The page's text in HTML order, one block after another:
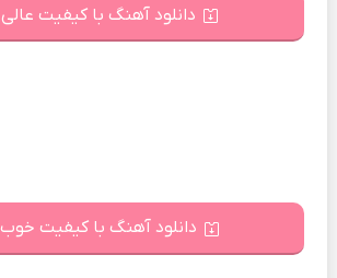
دانلود آهنگ با کیفیت عالی 320
دانلود آهنگ با کیفیت خوب 128